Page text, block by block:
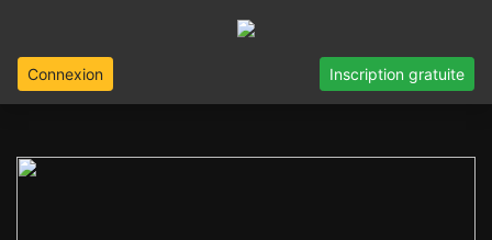
Connexion Inscription gratuite